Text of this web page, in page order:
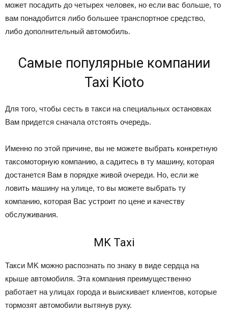
может посадить до четырех человек, но если вас больше, то
вам понадобится либо большее транспортное средство,
либо дополнительный автомобиль.
Самые популярные компании
Taxi Kioto
Для того, чтобы сесть в такси на специальных остановках
Вам придется сначала отстоять очередь.
Именно по этой причине, вы не можете выбрать конкретную
таксомоторную компанию, а садитесь в ту машину, которая
достанется Вам в порядке живой очереди. Но, если же
ловить машину на улице, то вы можете выбрать ту
компанию, которая Вас устроит по цене и качеству
обслуживания.
MK Taxi
Такси MK можно распознать по знаку в виде сердца на
крыше автомобиля. Эта компания преимущественно
работает на улицах города и выискивает клиентов, которые
тормозят автомобили вытянув руку.